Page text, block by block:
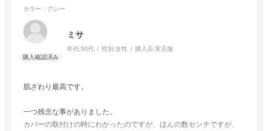
カラー：グレー
ミサ
年代:50代 性別:女性 購入店:実店舗
肌ざわり最高です。
一つ残念な事がありました。
カバーの取付けの時にわかったのですが、ほんの数センチですが、